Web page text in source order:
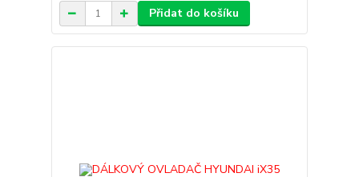
Přidat do košíku